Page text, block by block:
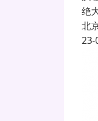
绝
北
23-